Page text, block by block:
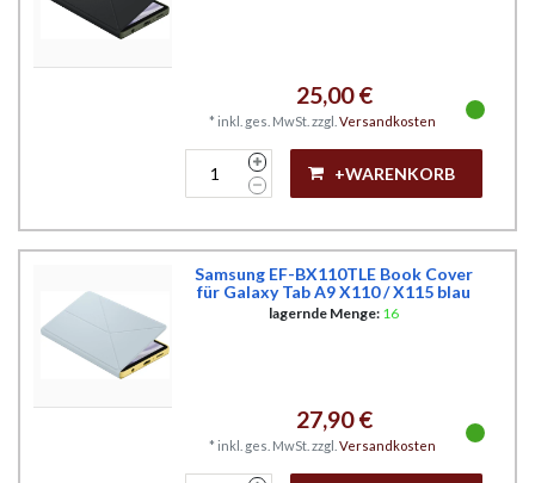
25,00 €
* inkl. ges. MwSt. zzgl. Versandkosten
+WARENKORB
Samsung EF-BX110TLE Book Cover
für Galaxy Tab A9 X110 / X115 blau
lagernde Menge: 16
27,90 €
* inkl. ges. MwSt. zzgl. Versandkosten